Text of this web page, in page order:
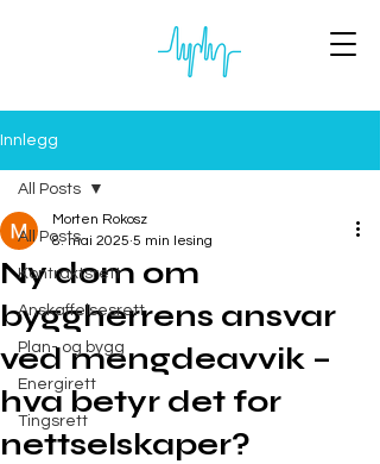
Innlegg
All Posts
Kontraktsrett
Anskaffelsesrett
Plan- og bygg
Energirett
Tingsrett
All Posts
Ny dom om
byggherrens ansvar
ved mengdeavvik –
hva betyr det for
nettselskaper?
Morten Rokosz
8. mai 2025 5 min lesing